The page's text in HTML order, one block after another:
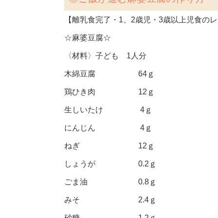
【離乳食完了・1、2歳児・3歳以上児食の
☆麻婆豆腐☆
〈材料〉子ども 1人分
木綿豆腐 64ｇ
鶏ひき肉 12ｇ
生しいたけ 4ｇ
にんじん 4ｇ
ねぎ 12ｇ
しょうが 0.2ｇ
ごま油 0.8ｇ
みそ 2.4ｇ